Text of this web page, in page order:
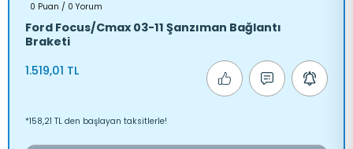
0 Puan / 0 Yorum
Ford Focus/Cmax 03-11 Şanzıman Bağlantı
Braketi
1.519,01 TL
*158,21 TL den başlayan taksitlerle!